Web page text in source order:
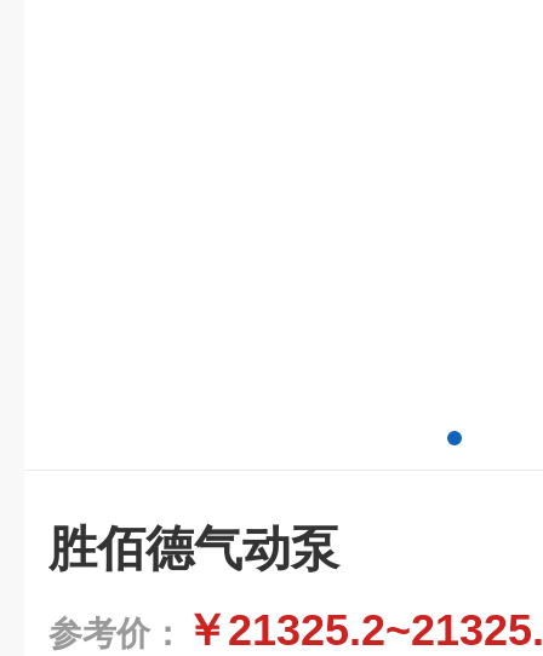
胜佰德气动泵
参考价： ￥